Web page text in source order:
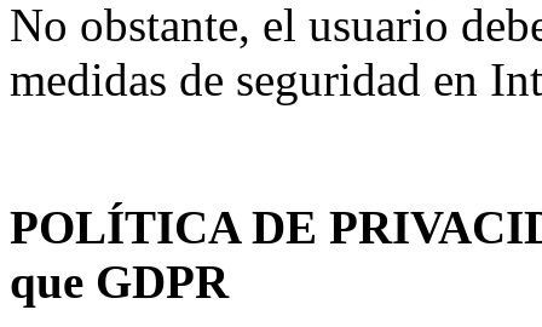
No obstante, el usuario
medidas de seguridad en
POLÍTICA DE
que GDPR